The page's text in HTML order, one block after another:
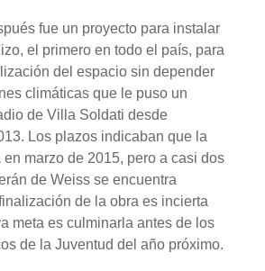
fue un proyecto para instalar
el primero en todo el país, para
del espacio sin depender
climáticas que le puso un
de Villa Soldati desde
Los plazos indicaban que la
marzo de 2015, pero a casi dos
de Weiss se encuentra
de la obra es incierta
meta es culminarla antes de los
de la Juventud del año próximo.